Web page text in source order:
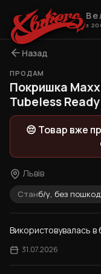
з
Назад
ПРОДАМ
Покришка
Tubeless Ready
😔 Товар вже
Львів
Станб/у, без
Використовувалась в
31.07.2026